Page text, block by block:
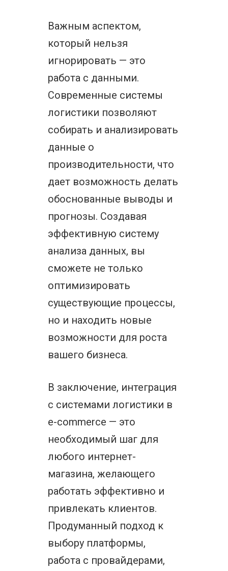
Важным аспектом,
который нельзя
игнорировать — это
работа с данными.
Современные системы
логистики позволяют
собирать и анализировать
данные о
производительности, что
дает возможность делать
обоснованные выводы и
прогнозы. Создавая
эффективную систему
анализа данных, вы
сможете не только
оптимизировать
существующие процессы,
но и находить новые
возможности для роста
вашего бизнеса.
В заключение, интеграция
с системами логистики в
e-commerce — это
необходимый шаг для
любого интернет-
магазина, желающего
работать эффективно и
привлекать клиентов.
Продуманный подход к
выбору платформы,
работа с провайдерами,